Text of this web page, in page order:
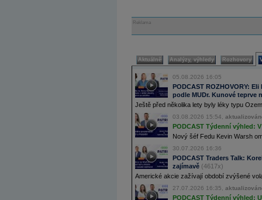
Reklama
Aktuálně Analýzy, výhledy Rozhovory
05.08.2026 16:05
PODCAST ROZHOVORY:
podle MUDr. Kunové teprve
Ještě před několika lety byly léky typu
03.08.2026 15:54,
PODCAST Týdenní výhled:
Nový šéf Fedu Kevin Warsh
30.07.2026 16:36
PODCAST Traders Talk:
zajímavě (4617x)
Americké akcie zažívají období zvýšené
27.07.2026 16:35,
PODCAST Týdenní výhled: